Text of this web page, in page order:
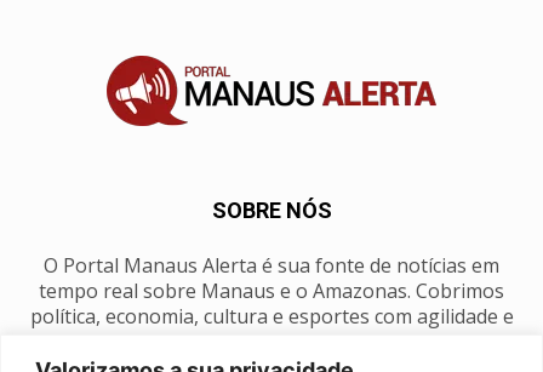
SOBRE NÓS
O Portal Manaus Alerta é sua fonte de notícias em
tempo real sobre Manaus e o Amazonas. Cobrimos
política, economia, cultura e esportes com agilidade e